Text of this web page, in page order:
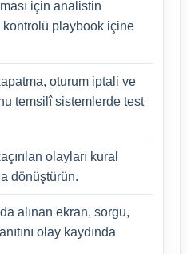
için analistin
playbook içine
oturum iptali ve
temsilî sistemlerde test
olayları kural
dönüştürün.
alınan ekran, sorgu,
olay kaydında